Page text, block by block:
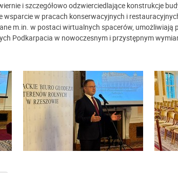
i szczegółowo odzwierciedlające konstrukcje
w pracach konserwacyjnych i
m.in. w postaci wirtualnych spacerów, umożliwiają
Podkarpacia w nowoczesnym i przystępnym